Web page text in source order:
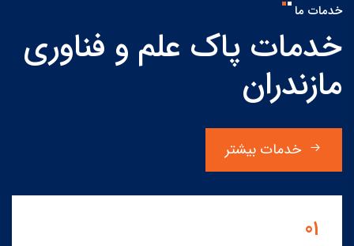
خدمات ما
خدمات پاک علم و فناوری
مازندران
خدمات بیشتر
01